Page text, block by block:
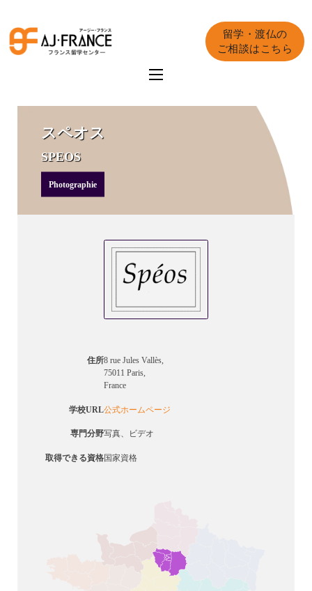
留学・渡仏の
ご相談はこちら
スペオス
SPEOS
Photographie
住所8 rue Jules Vallès,
75011 Paris,
France
学校URL公式ホームページ
専門分野写真、ビデオ
取得できる資格国家資格